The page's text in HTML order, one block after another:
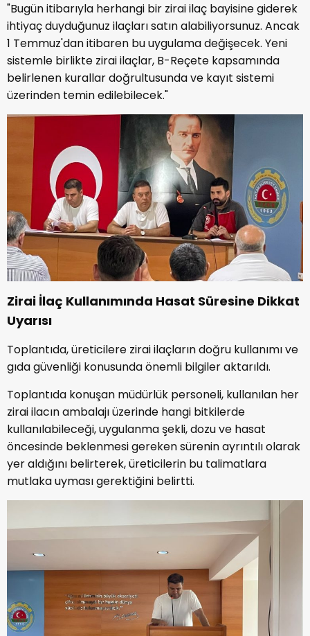
"Bugün itibarıyla herhangi bir zirai ilaç bayisine giderek
ihtiyaç duyduğunuz ilaçları satın alabiliyorsunuz. Ancak
1 Temmuz'dan itibaren bu uygulama değişecek. Yeni
sistemle birlikte zirai ilaçlar, B-Reçete kapsamında
belirlenen kurallar doğrultusunda ve kayıt sistemi
üzerinden temin edilebilecek."
Zirai İlaç Kullanımında Hasat Süresine Dikkat
Uyarısı
Toplantıda, üreticilere zirai ilaçların doğru kullanımı ve
gıda güvenliği konusunda önemli bilgiler aktarıldı.
Toplantıda konuşan müdürlük personeli, kullanılan her
zirai ilacın ambalajı üzerinde hangi bitkilerde
kullanılabileceği, uygulanma şekli, dozu ve hasat
öncesinde beklenmesi gereken sürenin ayrıntılı olarak
yer aldığını belirterek, üreticilerin bu talimatlara
mutlaka uyması gerektiğini belirtti.